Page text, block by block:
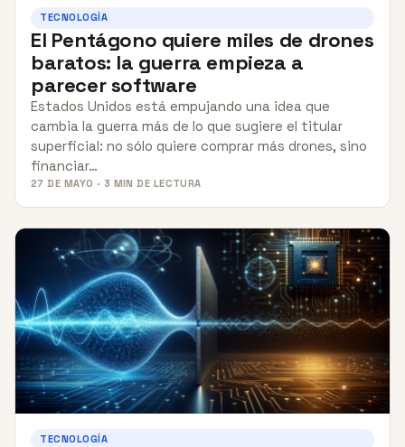
TECNOLOGÍA
El Pentágono quiere miles de drones
baratos: la guerra empieza a
parecer software
Estados Unidos está empujando una idea que
cambia la guerra más de lo que sugiere el titular
superficial: no sólo quiere comprar más drones, sino
financiar…
27 DE MAYO · 3 MIN DE LECTURA
TECNOLOGÍA